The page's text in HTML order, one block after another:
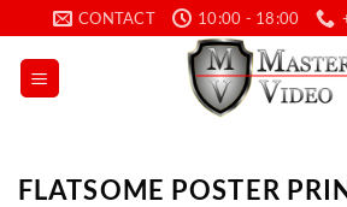
to
content
CONTACT 10:00 - 18:00
FLATSOME POSTER